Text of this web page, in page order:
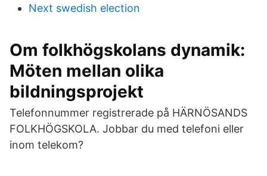
Next swedish election
Om folkhögskolans dynamik:
Möten mellan olika
bildningsprojekt
Telefonnummer registrerade på HÄRNÖSANDS
FOLKHÖGSKOLA. Jobbar du med telefoni eller
inom telekom?